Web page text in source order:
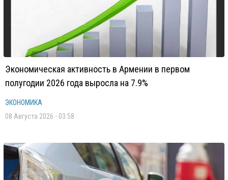
Экономическая активность в Армении в первом
полугодии 2026 года выросла на 7.9%
ЭКОНОМИКА
08 Августа 2026 - 03:58